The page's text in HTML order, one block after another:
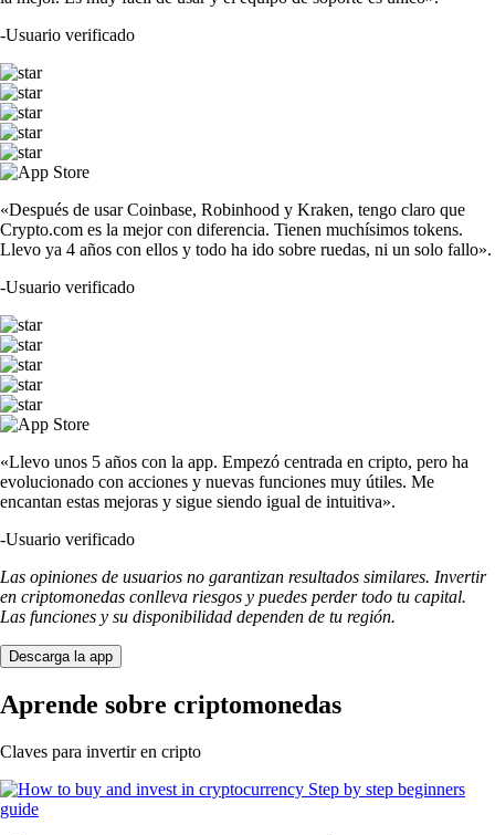
-Usuario verificado
«Después de usar Coinbase, Robinhood y Kraken, tengo claro que
Crypto.com es la mejor con diferencia. Tienen muchísimos tokens.
Llevo ya 4 años con ellos y todo ha ido sobre ruedas, ni un solo fallo».
-Usuario verificado
«Llevo unos 5 años con la app. Empezó centrada en cripto, pero ha
evolucionado con acciones y nuevas funciones muy útiles. Me
encantan estas mejoras y sigue siendo igual de intuitiva».
-Usuario verificado
Las opiniones de usuarios no garantizan resultados similares. Invertir
en criptomonedas conlleva riesgos y puedes perder todo tu capital.
Las funciones y su disponibilidad dependen de tu región.
Descarga la app
Aprende sobre criptomonedas
Claves para invertir en cripto